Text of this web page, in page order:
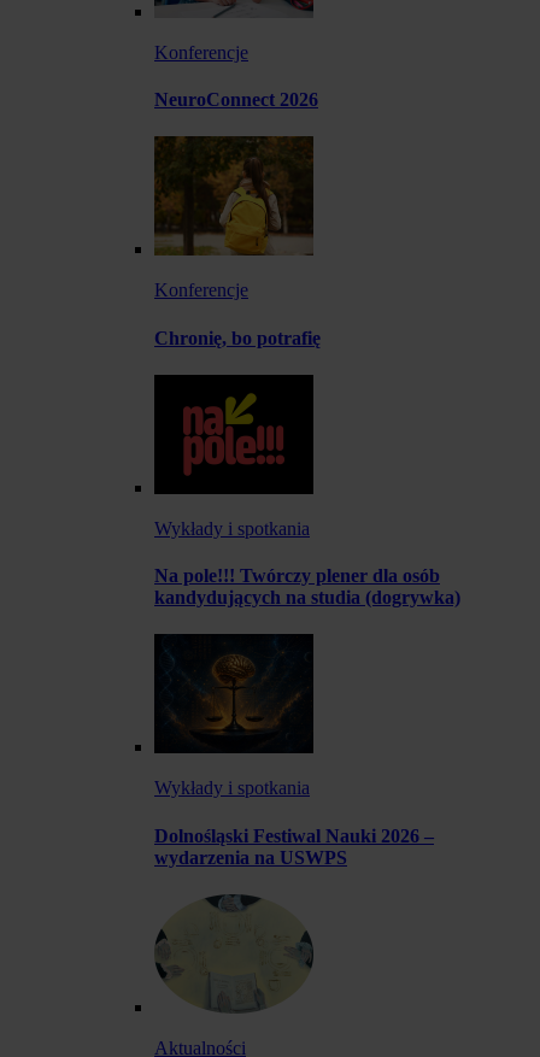
Konferencje
NeuroConnect 2026
Konferencje
Chronię, bo potrafię
Wykłady i spotkania
Na pole!!! Twórczy plener dla osób
kandydujących na studia (dogrywka)
Wykłady i spotkania
Dolnośląski Festiwal Nauki 2026 –
wydarzenia na USWPS
Aktualności